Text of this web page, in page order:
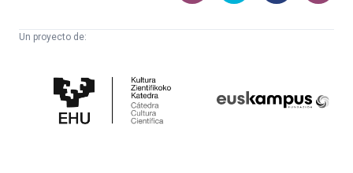
Un proyecto de:
Cultura
Científica